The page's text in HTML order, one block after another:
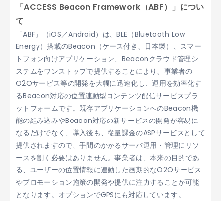
「ACCESS Beacon Framework（ABF）」につい
て
「ABF」（iOS／Android）は、BLE（Bluetooth Low
Energy）搭載のBeacon（ケース付き、日本製）、スマー
トフォン向けアプリケーション、Beaconクラウド管理シ
ステムをワンストップで提供することにより、事業者の
O2Oサービス等の開発を大幅に迅速化し、運用を効率化す
るBeacon対応の位置連動型コンテンツ配信サービスプラ
ットフォームです。既存アプリケーションへのBeacon機
能の組み込みやBeacon対応の新サービスの開発が容易に
なるだけでなく、導入後も、従量課金のASPサービスとして
提供されますので、手間のかかるサーバ運用・管理にリソ
ースを割く必要はありません。事業者は、本来の目的であ
る、ユーザーの位置情報に連動した画期的なO2Oサービス
やプロモーション施策の開発や提供に注力することが可能
となります。オプションでGPSにも対応しています。